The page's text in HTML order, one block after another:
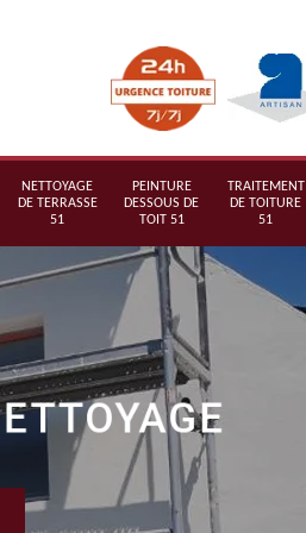
NETTOYAGE
DE TERRASSE
51
PEINTURE
DESSOUS DE
TOIT 51
TRAITEMENT
DE TOITURE
51